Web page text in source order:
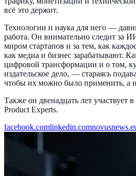
всё это держит.
Технологии и наука для него —
работа. Он внимательно следит за
миром стартапов и за тем, как
как медиа и бизнес зарабатывают.
цифровой трансформации и о том,
издательское дело, — стараясь
чтобы их можно было применить, а
Также он двенадцать лет участвует
Product Experts.
facebook.comlinkedin.com